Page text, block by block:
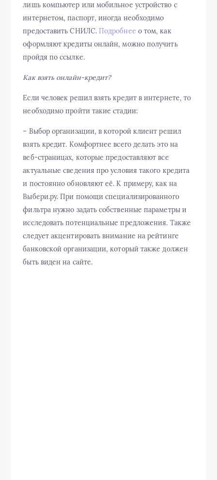
лишь компьютер или мобильное устройство с
интернетом, паспорт, иногда необходимо
предоставить СНИЛС. Подробнее о том, как
оформляют кредиты онлайн, можно получить
пройдя по ссылке.
Как взять онлайн-кредит?
Если человек решил взять кредит в интернете, то
необходимо пройти такие стадии:
– Выбор организации, в которой клиент решил
взять кредит. Комфортнее всего делать это на
веб-страницах, которые предоставляют все
актуальные сведения про условия такого кредита
и постоянно обновляют её. К примеру, как на
Выбери.ру. При помощи специализированного
фильтра нужно задать собственные параметры и
исследовать потенциальные предложения. Также
следует акцентировать внимание на рейтинге
банковской организации, который также должен
быть виден на сайте.